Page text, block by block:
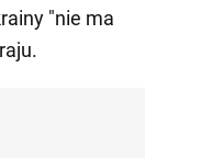
"nie ma